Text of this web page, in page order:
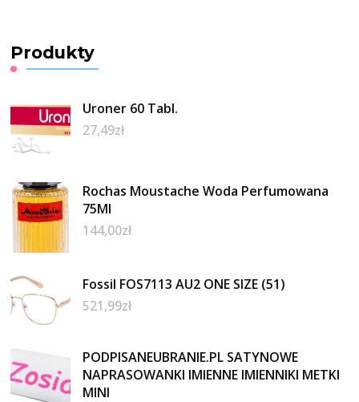
Produkty
Uroner 60 Tabl.
27,49zł
Rochas Moustache Woda Perfumowana
75Ml
144,00zł
Fossil FOS7113 AU2 ONE SIZE (51)
521,99zł
PODPISANEUBRANIE.PL SATYNOWE
NAPRASOWANKI IMIENNE IMIENNIKI METKI
MINI